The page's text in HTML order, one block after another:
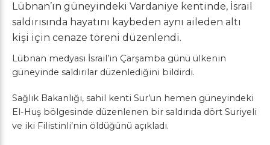
Lübnan’ın güneyindeki Vardaniye kentinde, İsrail
saldırısında hayatını kaybeden aynı aileden altı
kişi için cenaze töreni düzenlendi.
Lübnan medyası İsrail’in Çarşamba günü ülkenin
güneyinde saldırılar düzenlediğini bildirdi.
Sağlık Bakanlığı, sahil kenti Sur’un hemen güneyindeki
El-Huş bölgesinde düzenlenen bir saldırıda dört Suriyeli
ve iki Filistinli’nin öldüğünü açıkladı.